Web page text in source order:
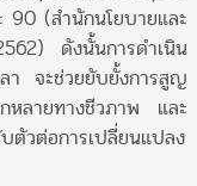
(สำนักนโยบายและ
ดังนั้นการดำเนิน
า จะช่วยยับยั้งการสูญ
หลายทางชีวภาพ และ
ตัวต่อการเปลี่ยนแปลง